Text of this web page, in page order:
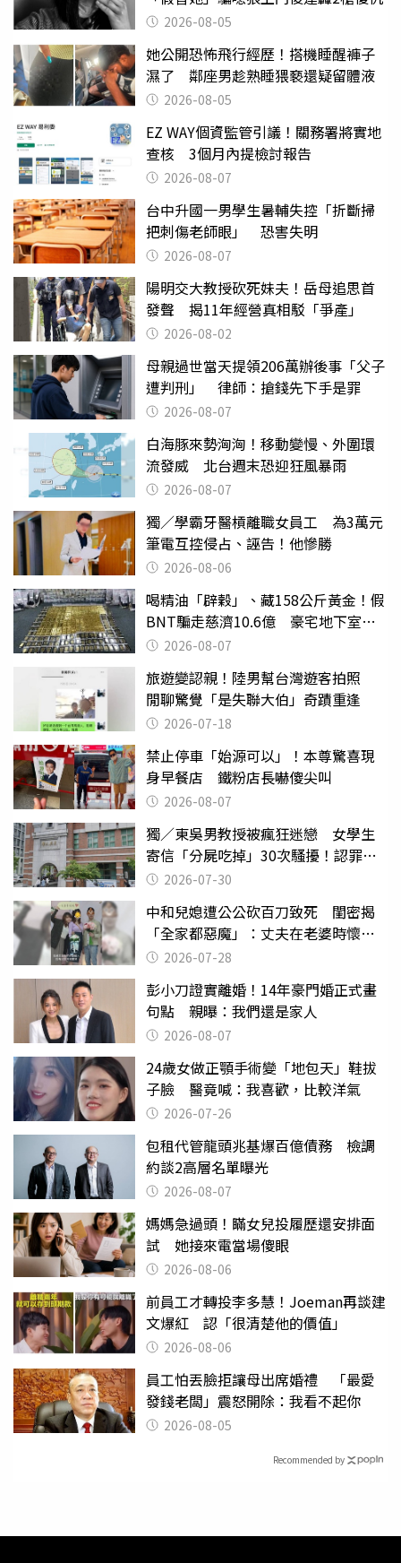
2026-08-05
她公開恐怖飛行經歷！搭機睡醒褲子
濕了 鄰座男趁熟睡猥褻還疑留體液
2026-08-05
EZ WAY個資監管引議！關務署將實地
查核 3個月內提檢討報告
2026-08-07
台中升國一男學生暑輔失控「折斷掃
把刺傷老師眼」 恐害失明
2026-08-07
陽明交大教授砍死妹夫！岳母追思首
發聲 揭11年經營真相駁「爭產」
2026-08-02
母親過世當天提領206萬辦後事「父子
遭判刑」 律師：搶錢先下手是罪
2026-08-07
白海豚來勢洶洶！移動變慢、外圍環
流發威 北台週末恐迎狂風暴雨
2026-08-07
獨／學霸牙醫槓離職女員工 為3萬元
筆電互控侵占、誣告！他慘勝
2026-08-06
喝精油「辟穀」、藏158公斤黃金！假
BNT騙走慈濟10.6億 豪宅地下室竟
挖出乾鮑金庫
2026-08-07
旅遊變認親！陸男幫台灣遊客拍照
閒聊驚覺「是失聯大伯」奇蹟重逢
2026-07-18
禁止停車「始源可以」！本尊驚喜現
身早餐店 鐵粉店長嚇傻尖叫
2026-08-07
獨／東吳男教授被瘋狂迷戀 女學生
寄信「分屍吃掉」30次騷擾！認罪免
關 2026-07-30
中和兒媳遭公公砍百刀致死 閨密揭
「全家都惡魔」：丈夫在老婆時懷孕
摔東西
2026-07-28
彭小刀證實離婚！14年豪門婚正式畫
句點 親曝：我們還是家人
2026-08-07
24歲女做正顎手術變「地包天」鞋拔
子臉 醫竟喊：我喜歡，比較洋氣
2026-07-26
包租代管龍頭兆基爆百億債務 檢調
約談2高層名單曝光
2026-08-07
媽媽急過頭！瞞女兒投履歷還安排面
試 她接來電當場傻眼
2026-08-06
前員工才轉投李多慧！Joeman再談建
文爆紅 認「很清楚他的價值」
2026-08-06
員工怕丟臉拒讓母出席婚禮 「最愛
發錢老闆」震怒開除：我看不起你
2026-08-05
Recommended by